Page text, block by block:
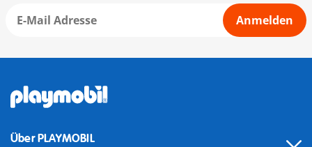
Anmelden
Über PLAYMOBIL